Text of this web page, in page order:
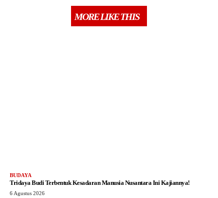
MORE LIKE THIS
BUDAYA
Tridaya Budi Terbentuk Kesadaran Manusia Nusantara Ini Kajiannya!
6 Agustus 2026